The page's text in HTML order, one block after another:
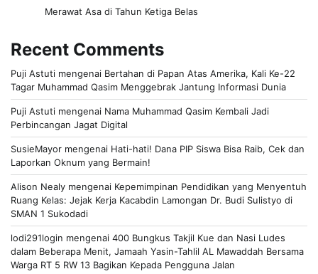
Merawat Asa di Tahun Ketiga Belas
Recent Comments
Puji Astuti mengenai Bertahan di Papan Atas Amerika, Kali Ke-22
Tagar Muhammad Qasim Menggebrak Jantung Informasi Dunia
Puji Astuti mengenai Nama Muhammad Qasim Kembali Jadi
Perbincangan Jagat Digital
SusieMayor mengenai Hati-hati! Dana PIP Siswa Bisa Raib, Cek dan
Laporkan Oknum yang Bermain!
Alison Nealy mengenai Kepemimpinan Pendidikan yang Menyentuh
Ruang Kelas: Jejak Kerja Kacabdin Lamongan Dr. Budi Sulistyo di
SMAN 1 Sukodadi
lodi291login mengenai 400 Bungkus Takjil Kue dan Nasi Ludes
dalam Beberapa Menit, Jamaah Yasin-Tahlil AL Mawaddah Bersama
Warga RT 5 RW 13 Bagikan Kepada Pengguna Jalan